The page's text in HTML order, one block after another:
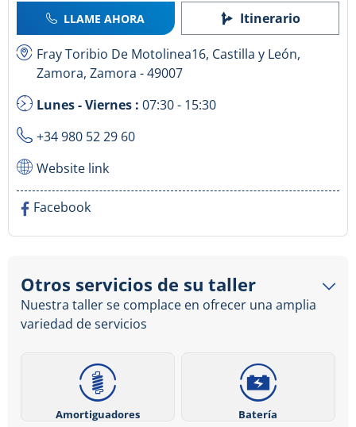
LLAME AHORA Itinerario
Fray Toribio De Motolinea16, Castilla y León,
Zamora, Zamora - 49007
Lunes - Viernes : 07:30 - 15:30
+34 980 52 29 60
Website link
Facebook
Otros servicios de su taller
Nuestra taller se complace en ofrecer una amplia
variedad de servicios
Amortiguadores Batería